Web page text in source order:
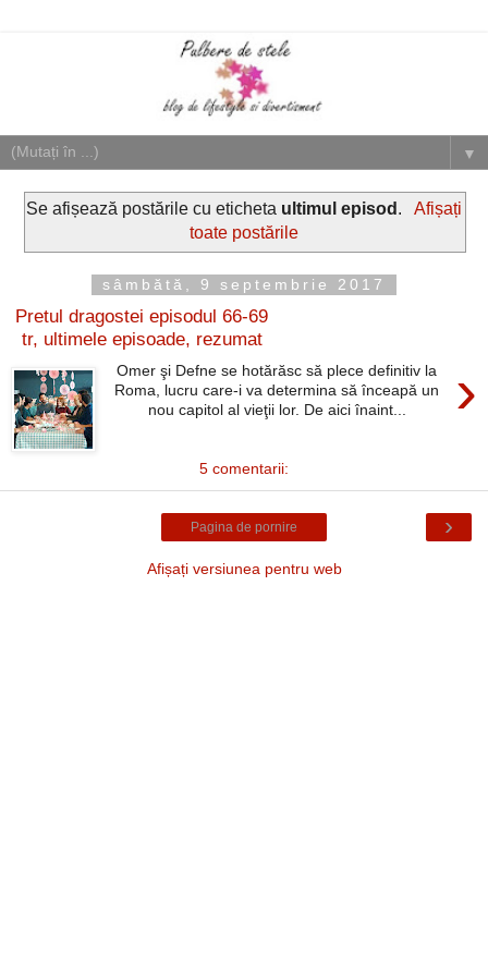
▼
Se afișează postările cu eticheta ultimul episod .
Afișați
toate postările
sâmbătă, 9 septembrie 2017
Pretul dragostei episodul 66-69
tr, ultimele episoade, rezumat
›
Omer şi Defne se hotărăsc să plece definitiv la
Roma, lucru care-i va determina să înceapă un
nou capitol al vieţii lor. De aici înaint...
5 comentarii:
›
Pagina de pornire
Afișați versiunea pentru web